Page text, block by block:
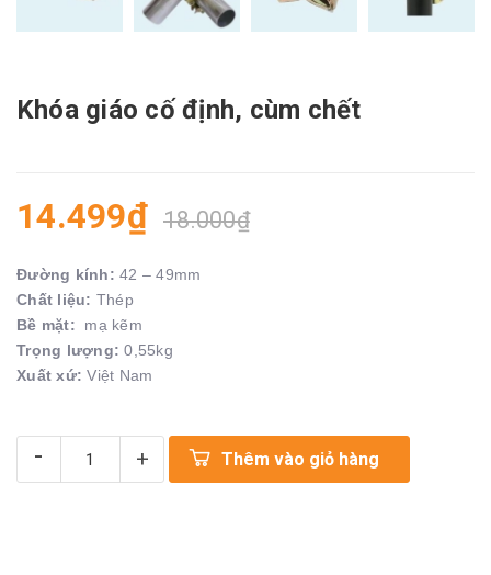
Khóa giáo cố định, cùm chết
14.499₫ 18.000₫
Đường kính: 42 – 49mm
Chất liệu: Thép
Bề mặt: mạ kẽm
Trọng lượng: 0,55kg
Xuất xứ: Việt Nam
- + Thêm vào giỏ hàng